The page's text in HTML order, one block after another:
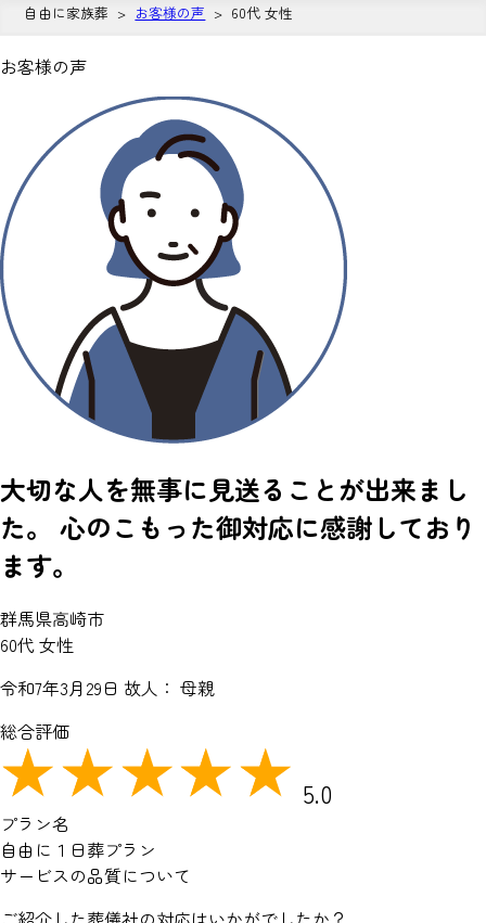
自由に家族葬 お客様の声 60代 女性
お客様の声
大切な人を無事に見送ることが出来まし
た。 心のこもった御対応に感謝しており
ます。
群馬県高崎市
60代 女性
令和7年3月29日 故人： 母親
総合評価
5.0
プラン名
自由に１日葬プラン
サービスの品質について